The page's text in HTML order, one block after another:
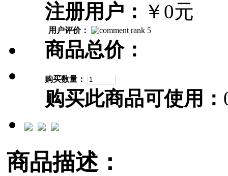
注册用户： ￥0元
用户评价：
商品总价：
购买数量：
购买此商品可使用：
商品描述：